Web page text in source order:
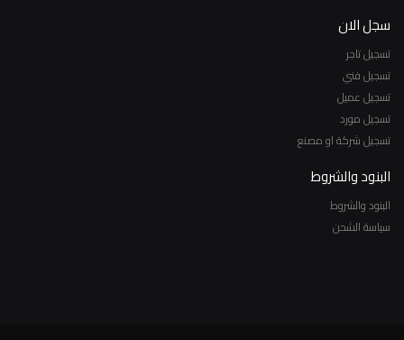
سجل الان
تسجيل تاجر
تسجيل فني
تسجيل عميل
تسجيل مورد
تسجيل شركة او مصنع
البنود والشروط
البنود والشروط
سياسة الشحن